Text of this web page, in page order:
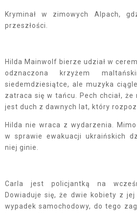
Kryminał w zimowych Alpach,
przeszłości.
Hilda Mainwolf bierze udział w
odznaczona krzyżem
siedemdziesiątce, ale muzyka
zatraca się w tańcu. Pech chciał,
jest duch z dawnych lat, który
Hilda nie wraca z wydarzenia.
w sprawie ewakuacji ukraińskich
niej ginie.
Carla jest policjantką na
Dowiaduje się, że dwie kobiety z
wypadek samochodowy, do tego